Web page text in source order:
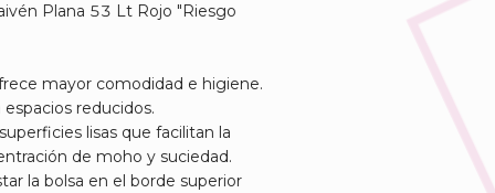
Plana 53 Lt Rojo "Riesgo
mayor comodidad e higiene.
reducidos.
lisas que facilitan la
de moho y suciedad.
la bolsa en el borde superior